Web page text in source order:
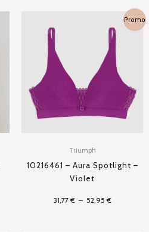
Promo
Triumph
10216461 – Aura Spotlight –
Violet
31,77€ – 52,95€
Plage
prix :
31,77 €
52,95 €